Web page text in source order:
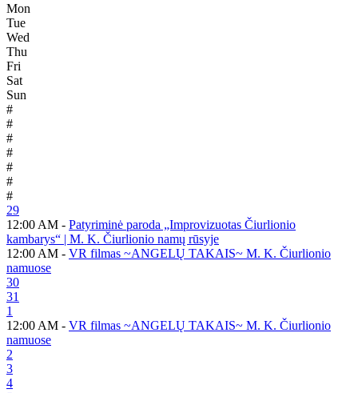
Mon
Tue
Wed
Thu
Fri
Sat
Sun
#
#
#
#
#
#
#
29
12:00 AM - Patyriminė paroda „Improvizuotas Čiurlionio
kambarys“ | M. K. Čiurlionio namų rūsyje
12:00 AM - VR filmas ~ANGELŲ TAKAIS~ M. K. Čiurlionio
namuose
30
31
1
12:00 AM - VR filmas ~ANGELŲ TAKAIS~ M. K. Čiurlionio
namuose
2
3
4